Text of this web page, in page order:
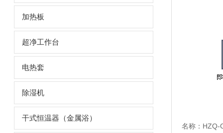
加热板
超净工作台
电热套
除湿机
干式恒温器（金属浴）
名称：HZQ-